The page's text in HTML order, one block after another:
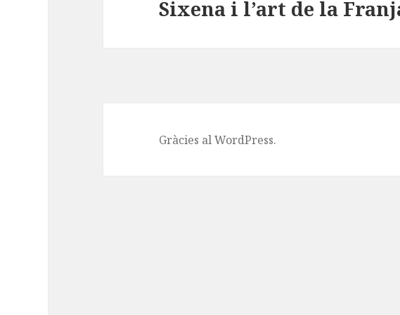
Entrada
Sixena i l’art de la
Gràcies al WordPress.